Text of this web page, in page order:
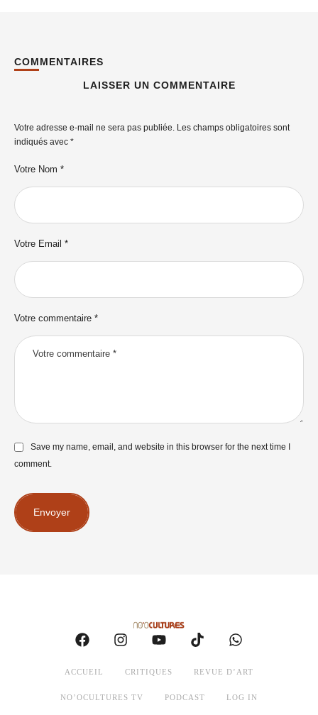
COMMENTAIRES
LAISSER UN COMMENTAIRE
Votre adresse e-mail ne sera pas publiée. Les champs obligatoires sont
indiqués avec *
Votre commentaire *
Votre Nom *
Votre Email *
Save my name, email, and website in this browser for the next time I
comment.
Envoyer
ACCUEIL CRITIQUES REVUE D’ART
NO’OCULTURES TV PODCAST LOG IN